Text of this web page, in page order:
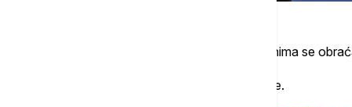
Nakon ceremonije dobijanja ordenja, pristnima se
Prvi se prisutnima obratio predsednik Srbije.